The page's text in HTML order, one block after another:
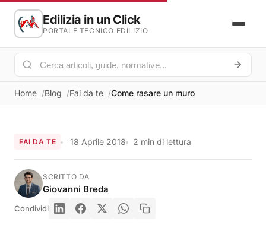
Edilizia in un Click
PORTALE TECNICO EDILIZIO
Home Blog Fai da te Come rasare un muro
FAI DA TE 18 Aprile 2018 2 min di lettura
SCRITTO DA
Giovanni Breda
Condividi